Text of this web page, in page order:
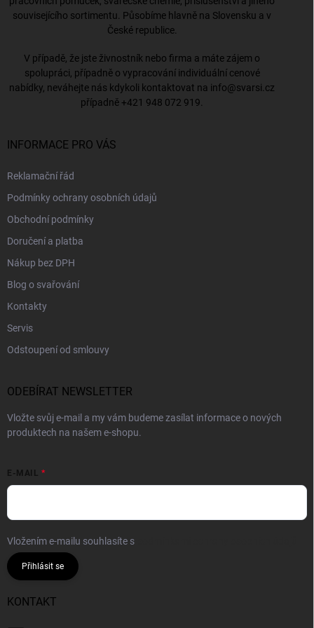
souvisejícího sortimentu. Působíme hlavně na Slovensku a v
České republice.
V případě, že jste živnostník nebo firma a máte zájem o
spolupráci, případně o vypracování individuální cenové
nabídky, neváhejte nás kdykoli kontaktovat na info@svarsi.cz
případně +421 948 072 919
INFORMACE PRO VÁS
Reklamační řád
Podmínky ochrany osobních údajů
Obchodní podmínky
Doručení a platba
Nákup bez DPH
Blog o svařování
Kontakty
Servis
Odstoupení od smlouvy
ODEBÍRAT NEWSLETTER
Vložte svůj e-mail a my vám budeme zasílat informace o nových
produktech na našem e-shopu.
E-MAIL
Vložením e-mailu souhlasíte s
Přihlásit se
KONTAKT